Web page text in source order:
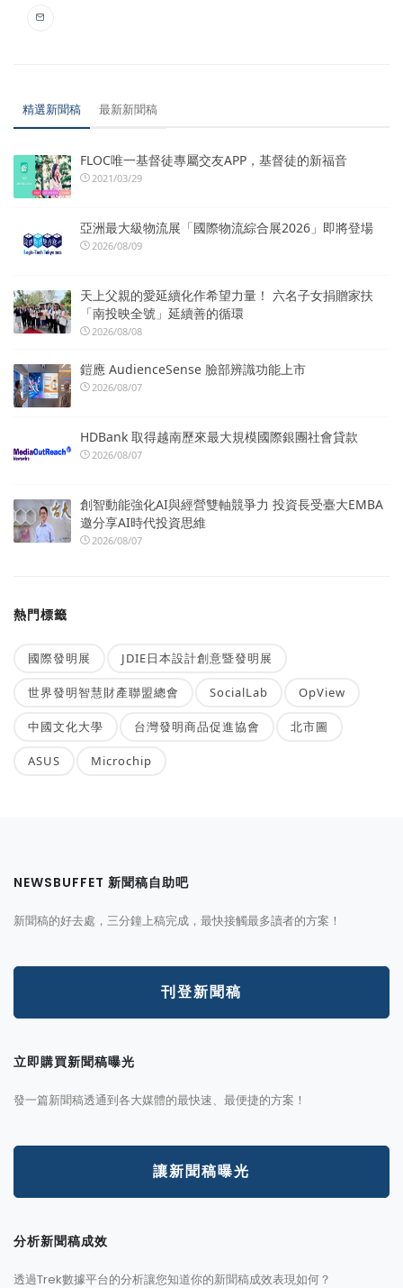
精選新聞稿 最新新聞稿
FLOC唯一基督徒專屬交友APP，基督徒的新福音
2021/03/29
亞洲最大級物流展「國際物流綜合展2026」即將登場
2026/08/09
天上父親的愛延續化作希望力量！ 六名子女捐贈家扶
「南投映全號」延續善的循環
2026/08/08
鎧應 AudienceSense 臉部辨識功能上市
2026/08/07
HDBank 取得越南歷來最大規模國際銀團社會貸款
2026/08/07
創智動能強化AI與經營雙軸競爭力 投資長受臺大EMBA
邀分享AI時代投資思維
2026/08/07
熱門標籤
國際發明展 JDIE日本設計創意暨發明展
世界發明智慧財產聯盟總會 SocialLab OpView
中國文化大學 台灣發明商品促進協會 北市圖
ASUS Microchip
NEWSBUFFET 新聞稿自助吧
新聞稿的好去處，三分鐘上稿完成，最快接觸最多讀者的方案！
刊登新聞稿
立即購買新聞稿曝光
發一篇新聞稿透通到各大媒體的最快速、最便捷的方案！
讓新聞稿曝光
分析新聞稿成效
透過Trek數據平台的分析讓您知道你的新聞稿成效表現如何？